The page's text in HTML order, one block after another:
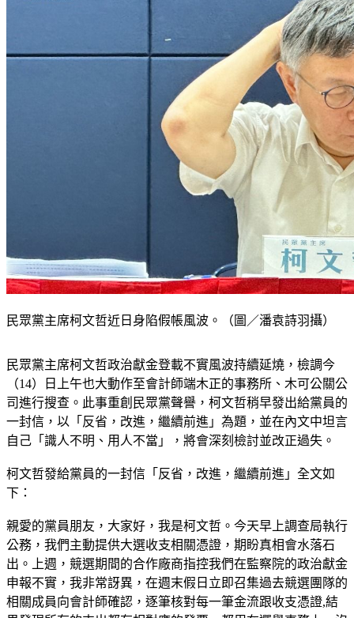
民眾黨主席柯文哲近日身陷假帳風波。（圖／潘袁詩羽攝）
民眾黨主席柯文哲政治獻金登載不實風波持續延燒，檢調今
（14）日上午也大動作至會計師端木正的事務所、木可公關公
司進行搜查。此事重創民眾黨聲譽，柯文哲稍早發出給黨員的
一封信，以「反省，改進，繼續前進」為題，並在內文中坦言
自己「識人不明、用人不當」，將會深刻檢討並改正過失。
柯文哲發給黨員的一封信「反省，改進，繼續前進」全文如
下：
親愛的黨員朋友，大家好，我是柯文哲。今天早上調查局執行
公務，我們主動提供大選收支相關憑證，期盼真相會水落石
出。上週，競選期間的合作廠商指控我們在監察院的政治獻金
申報不實，我非常訝異，在週末假日立即召集過去競選團隊的
相關成員向會計師確認，逐筆核對每一筆金流跟收支憑證,結